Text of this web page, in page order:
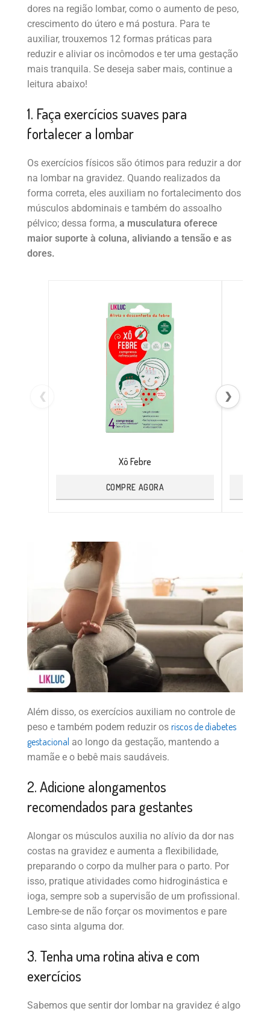
dores na região lombar, como o aumento de peso,
crescimento do útero e má postura. Para te
auxiliar, trouxemos 12 formas práticas para
reduzir e aliviar os incômodos e ter uma gestação
mais tranquila. Se deseja saber mais, continue a
leitura abaixo!
1. Faça exercícios suaves para
fortalecer a lombar
Os exercícios físicos são ótimos para reduzir a dor
na lombar na gravidez. Quando realizados da
forma correta, eles auxiliam no fortalecimento dos
músculos abdominais e também do assoalho
pélvico; dessa forma, a musculatura oferece
maior suporte à coluna, aliviando a tensão e as
dores.
❮
Xô Febre
COMPRE AGORA
❯
Além disso, os exercícios auxiliam no controle de
peso e também podem reduzir os riscos de diabetes
gestacional ao longo da gestação, mantendo a
mamãe e o bebê mais saudáveis.
2. Adicione alongamentos
recomendados para gestantes
Alongar os músculos auxilia no alívio da dor nas
costas na gravidez e aumenta a flexibilidade,
preparando o corpo da mulher para o parto. Por
isso, pratique atividades como hidroginástica e
ioga, sempre sob a supervisão de um profissional.
Lembre-se de não forçar os movimentos e pare
caso sinta alguma dor.
3. Tenha uma rotina ativa e com
exercícios
Sabemos que sentir dor lombar na gravidez é algo